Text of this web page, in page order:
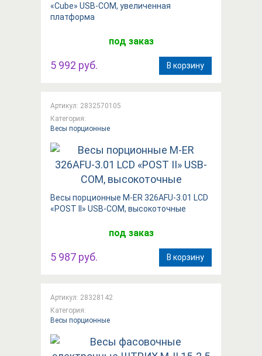
«Cube» USB-COM, увеличенная
платформа
под заказ
5 992 руб. В корзину
Артикул: 2832570105
Категория:
Весы порционные
Весы порционные M-ER 326AFU-3.01 LCD
«POST II» USB-COM, высокоточные
под заказ
5 987 руб. В корзину
Артикул: 28328142
Категория:
Весы порционные